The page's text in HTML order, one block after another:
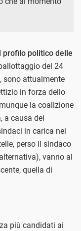
politico delle
del 24
sono attualmente
in forza dello
la coalizione
a causa dei
in carica nei
perso il sindaco
vanno al
quella di
più candidati ai